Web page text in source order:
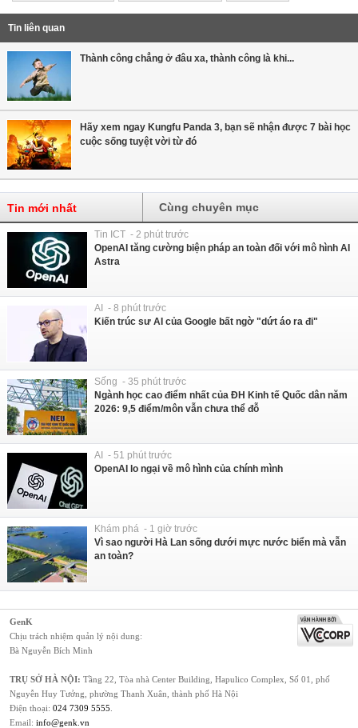
Tin liên quan
​Thành công chẳng ở đâu xa, thành công là khi...
Hãy xem ngay Kungfu Panda 3, bạn sẽ nhận được 7 bài học
cuộc sống tuyệt vời từ đó
Tin mới nhất Cùng chuyên mục
Tin ICT - 2 phút trước
OpenAI tăng cường biện pháp an toàn đối với mô hình AI
Astra
AI - 8 phút trước
Kiến trúc sư AI của Google bất ngờ "dứt áo ra đi"
Sống - 35 phút trước
Ngành học cao điểm nhất của ĐH Kinh tế Quốc dân năm
2026: 9,5 điểm/môn vẫn chưa thể đỗ
AI - 51 phút trước
OpenAI lo ngại về mô hình của chính mình
Khám phá - 1 giờ trước
Vì sao người Hà Lan sống dưới mực nước biển mà vẫn
an toàn?
GenK
Chịu trách nhiệm quản lý nội dung:
Bà Nguyễn Bích Minh
TRỤ SỞ HÀ NỘI: Tầng 22, Tòa nhà Center Building, Hapulico Complex, Số 01, phố
Nguyễn Huy Tưởng, phường Thanh Xuân, thành phố Hà Nội
Điện thoại: 024 7309 5555
Email: info@genk.vn